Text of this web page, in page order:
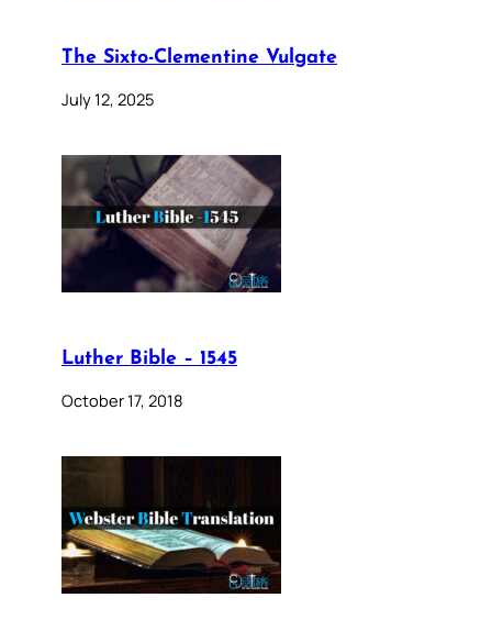
The Sixto-Clementine Vulgate
July 12, 2025
Luther Bible – 1545
October 17, 2018